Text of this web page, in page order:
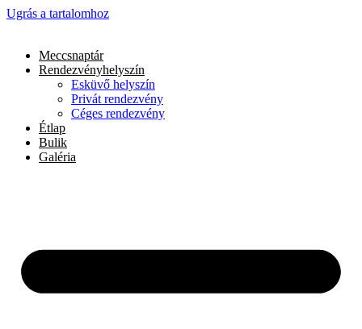
Ugrás a tartalomhoz
Meccsnaptár
Rendezvényhelyszín
Esküvő helyszín
Privát rendezvény
Céges rendezvény
Étlap
Bulik
Galéria